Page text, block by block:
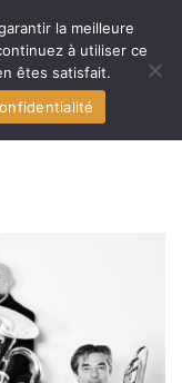
MENU
la meilleure
à utiliser ce
êtes satisfait.